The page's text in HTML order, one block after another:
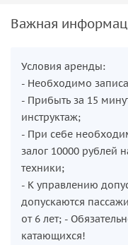
Важная
Условия аренды:
- Необходимо
- Прибыть за 15
инструктаж;
- При себе
залог 10000 рублей
техники;
- К управлению
допускаются
от 6 лет; -
катающихся!